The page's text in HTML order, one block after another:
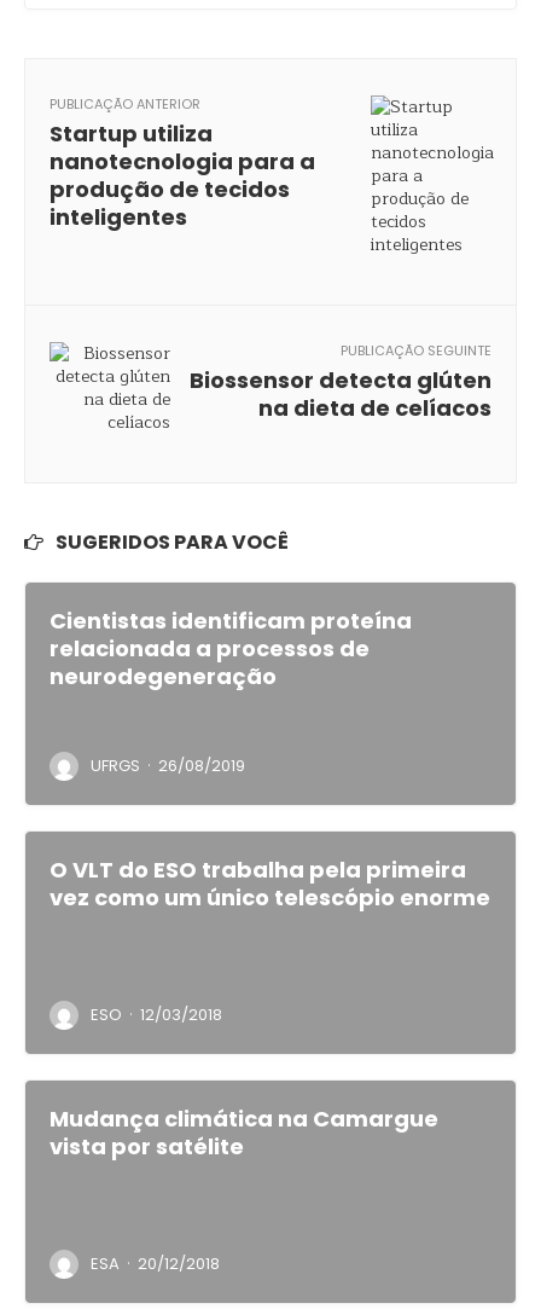
PUBLICAÇÃO ANTERIOR
Startup utiliza
nanotecnologia para a
produção de tecidos
inteligentes
PUBLICAÇÃO SEGUINTE
Biossensor detecta glúten
na dieta de celíacos
SUGERIDOS PARA VOCÊ
Cientistas identificam proteína
relacionada a processos de
neurodegeneração
UFRGS · 26/08/2019
O VLT do ESO trabalha pela primeira
vez como um único telescópio enorme
ESO · 12/03/2018
Mudança climática na Camargue
vista por satélite
ESA · 20/12/2018